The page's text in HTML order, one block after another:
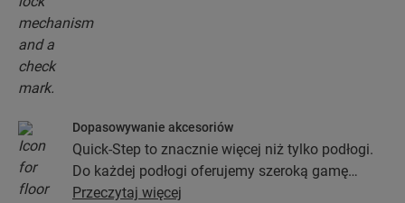
Dopasowywanie akcesoriów
Quick-Step to znacznie więcej niż tylko podłogi.
Do każdej podłogi oferujemy szeroką gamę
akcesoriów włącznie z podkładami, profilami
Przeczytaj więcej